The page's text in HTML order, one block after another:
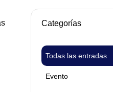
Categorías
Evento
Todas las entradas